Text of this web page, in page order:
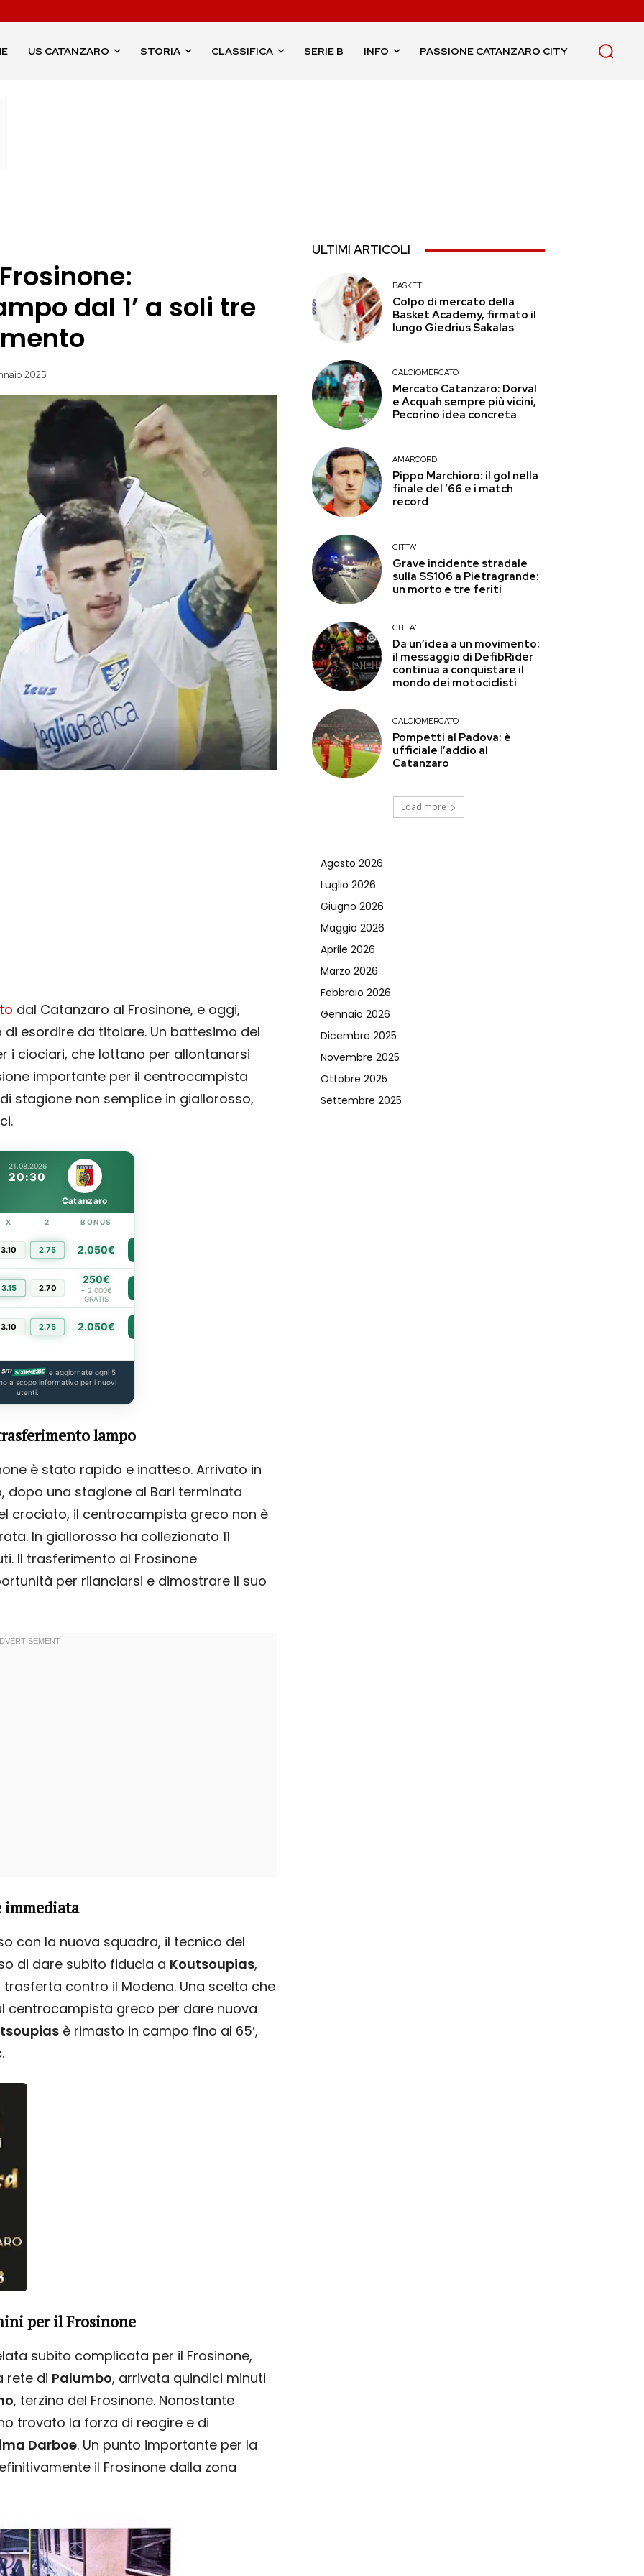
US CATANZARO STORIA CLASSIFICA SERIE B INFO PASSIONE CATANZARO CITY
dal 1’ a soli tre
2025
dal Catanzaro al Frosinone, e oggi,
di esordire da titolare. Un battesimo del
i ciociari, che lottano per allontanarsi
importante per il centrocampista
stagione non semplice in giallorosso,
21.08.2026
20:30
Catanzaro
X 2 BONUS
3.10 2.75 2.050€
3.15 2.70
250€
+ 2.000€
GRATIS
3.10 2.75 2.050€
e aggiornate ogni 5
a scopo informativo per i nuovi
utenti.
lampo
è stato rapido e inatteso. Arrivato in
dopo una stagione al Bari terminata
crociato, il centrocampista greco non è
In giallorosso ha collezionato 11
Il trasferimento al Frosinone
per rilanciarsi e dimostrare il suo
immediata
con la nuova squadra, il tecnico del
di dare subito fiducia a Koutsoupias,
contro il Modena. Una scelta che
centrocampista greco per dare nuova
è rimasto in campo fino al 65′,
.
per il Frosinone
subito complicata per il Frosinone,
rete di Palumbo, arrivata quindici minuti
, terzino del Frosinone. Nonostante
trovato la forza di reagire e di
Darboe. Un punto importante per la
il Frosinone dalla zona
ULTIMI ARTICOLI
BASKET
Colpo di mercato della
Basket Academy, firmato il
lungo Giedrius Sakalas
CALCIOMERCATO
Mercato Catanzaro: Dorval
e Acquah sempre più vicini,
Pecorino idea concreta
AMARCORD
Pippo Marchioro: il gol nella
finale del ’66 e i match
record
CITTA'
Grave incidente stradale
sulla SS106 a Pietragrande:
un morto e tre feriti
CITTA'
Da un’idea a un movimento:
il messaggio di DefibRider
continua a conquistare il
mondo dei motociclisti
CALCIOMERCATO
Pompetti al Padova: è
ufficiale l’addio al
Catanzaro
Load more
Agosto 2026
Luglio 2026
Giugno 2026
Maggio 2026
Aprile 2026
Marzo 2026
Febbraio 2026
Gennaio 2026
Dicembre 2025
Novembre 2025
Ottobre 2025
Settembre 2025